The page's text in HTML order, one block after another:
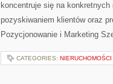
koncentruje się na
pozyskiwaniem klientów oraz
Pozycjonowanie i Marketing
CATEGORIES: NIERUCHOMOŚCI